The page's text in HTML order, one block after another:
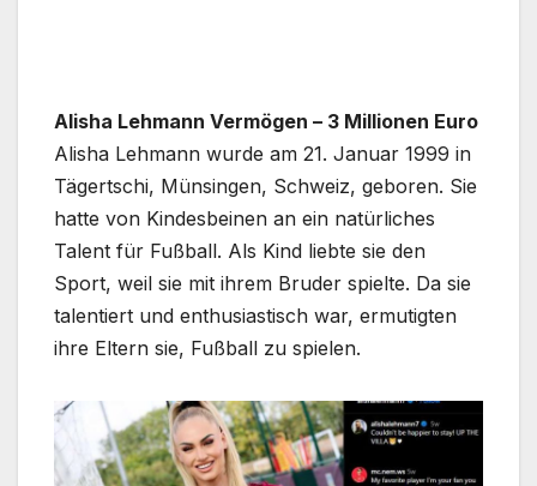
Alisha Lehmann Vermögen – 3 Millionen Euro
Alisha Lehmann wurde am 21. Januar 1999 in
Tägertschi, Münsingen, Schweiz, geboren. Sie
hatte von Kindesbeinen an ein natürliches
Talent für Fußball. Als Kind liebte sie den
Sport, weil sie mit ihrem Bruder spielte. Da sie
talentiert und enthusiastisch war, ermutigten
ihre Eltern sie, Fußball zu spielen.